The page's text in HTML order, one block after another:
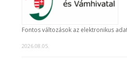
Fontos változások az elektronikus
2026.08.05.